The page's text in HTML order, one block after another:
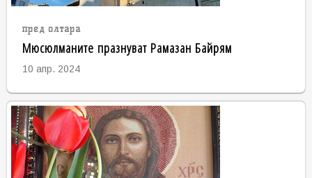
пред олтара
Мюсюлманите празнуват Рамазан Байрям
10 апр. 2024